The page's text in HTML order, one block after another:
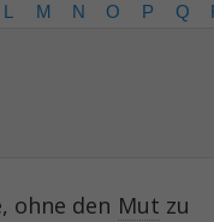
L M N O P Q
ohne den Mut zu